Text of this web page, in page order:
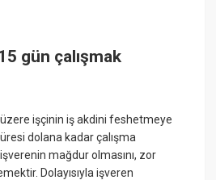
gün çalışmak
üzere işçinin iş akdini feshetmeye
dolana kadar çalışma
mağdur olmasını, zor
Dolayısıyla işveren